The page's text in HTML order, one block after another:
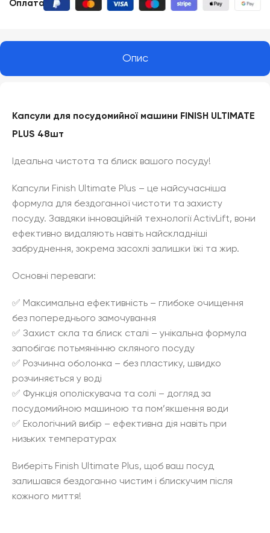
Оплата
Опис
Капсули для посудомийної машини FINISH ULTIMATE
PLUS 48шт
Ідеальна чистота та блиск вашого посуду!
Капсули Finish Ultimate Plus – це найсучасніша
формула для бездоганної чистоти та захисту
посуду. Завдяки інноваційній технології ActivLift, вони
ефективно видаляють навіть найскладніші
забруднення, зокрема засохлі залишки їжі та жир.
Основні переваги:
✅ Максимальна ефективність – глибоке очищення
без попереднього замочування
✅ Захист скла та блиск сталі – унікальна формула
запобігає потьмянінню скляного посуду
✅ Розчинна оболонка – без пластику, швидко
розчиняється у воді
✅ Функція ополіскувача та солі – догляд за
посудомийною машиною та пом’якшення води
✅ Екологічний вибір – ефективна дія навіть при
низьких температурах
Виберіть Finish Ultimate Plus, щоб ваш посуд
залишався бездоганно чистим і блискучим після
кожного миття!